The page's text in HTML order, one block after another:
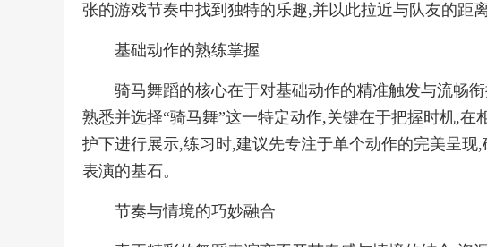
张的游戏节奏中找到独特的乐趣,并以此拉近与队友的距
基础动作的熟练掌握
骑马舞蹈的核心在于对基础动作的精准触发与流畅
熟悉并选择“骑马舞”这一特定动作,关键在于把握时机,
护下进行展示,练习时,建议先专注于单个动作的完美呈
表演的基石。
节奏与情境的巧妙融合